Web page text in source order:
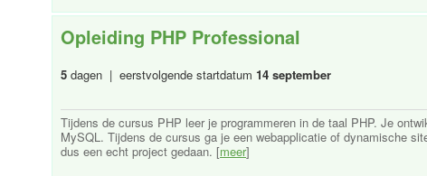
Opleiding PHP Professional
5 dagen | eerstvolgende startdatum 14 september
Tijdens de cursus PHP leer je programmeren in de taal PHP. Je
MySQL. Tijdens de cursus ga je een webapplicatie of dynamische
dus een echt project gedaan. [meer]